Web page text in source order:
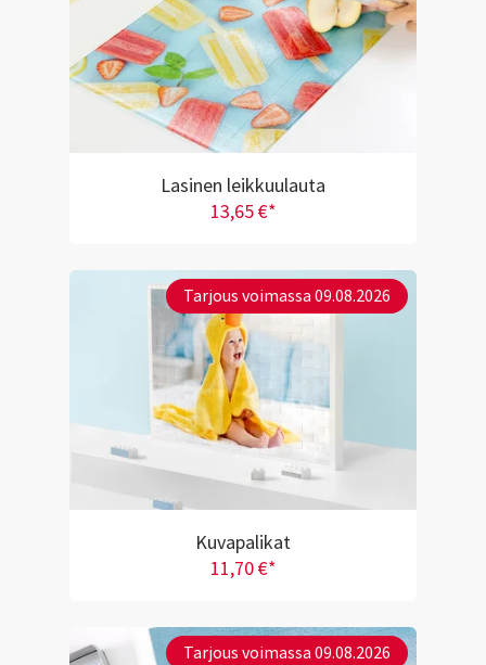
Lasinen leikkuulauta
13,65 €*
Tarjous voimassa 09.08.2026
Kuvapalikat
11,70 €*
Tarjous voimassa 09.08.2026